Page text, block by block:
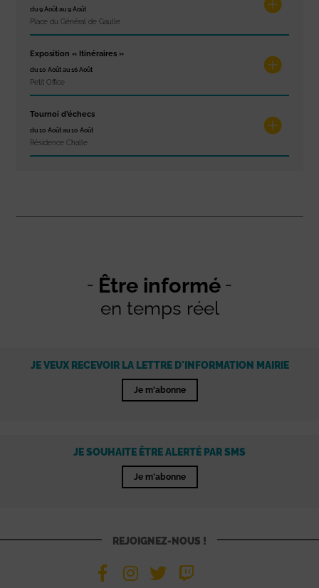
du 9 Août au 9 Août
Place du Général de Gaulle
Exposition « Itinéraires »
du 10 Août au 16 Août
Petit Office
Tournoi d’échecs
du 10 Août au 10 Août
Résidence Challe
Être informé
en temps réel
JE VEUX RECEVOIR LA LETTRE D'INFORMATION MAIRIE
Je m'abonne
JE SOUHAITE ÊTRE ALERTÉ PAR SMS
Je m'abonne
REJOIGNEZ-NOUS !